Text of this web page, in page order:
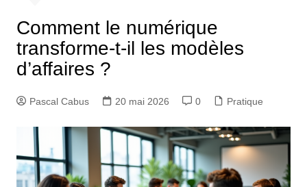
Comment le numérique
transforme-t-il les modèles
d’affaires ?
Pascal Cabus 20 mai 2026 0 Pratique